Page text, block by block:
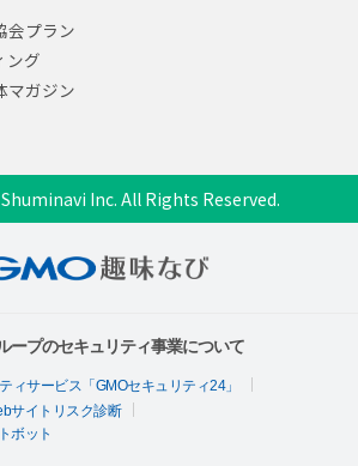
会プラン
ング
マガジン
Inc. All Rights Reserved.